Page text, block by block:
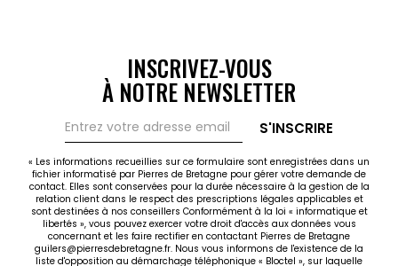
INSCRIVEZ-VOUS
À NOTRE NEWSLETTER
S'INSCRIRE
« Les informations recueillies sur ce formulaire sont enregistrées dans un
fichier informatisé par Pierres de Bretagne pour gérer votre demande de
contact. Elles sont conservées pour la durée nécessaire à la gestion de la
relation client dans le respect des prescriptions légales applicables et
sont destinées à nos conseillers Conformément à la loi « informatique et
libertés », vous pouvez exercer votre droit d'accès aux données vous
concernant et les faire rectifier en contactant Pierres de Bretagne
guilers@pierresdebretagne.fr. Nous vous informons de l'existence de la
liste d'opposition au démarchage téléphonique « Bloctel », sur laquelle